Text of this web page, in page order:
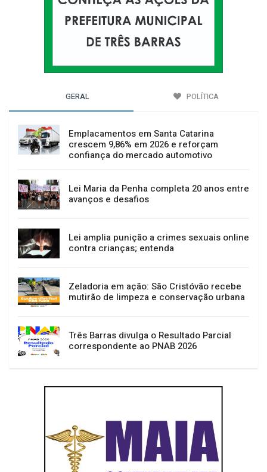
GERAL POLÍTICA
Emplacamentos em Santa Catarina
crescem 9,86% em 2026 e reforçam
confiança do mercado automotivo
Lei Maria da Penha completa 20 anos entre
avanços e desafios
Lei amplia punição a crimes sexuais online
contra crianças; entenda
Zeladoria em ação: São Cristóvão recebe
mutirão de limpeza e conservação urbana
Três Barras divulga o Resultado Parcial
correspondente ao PNAB 2026